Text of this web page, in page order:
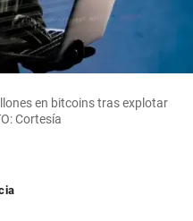
en bitcoins tras explotar
Cortesía